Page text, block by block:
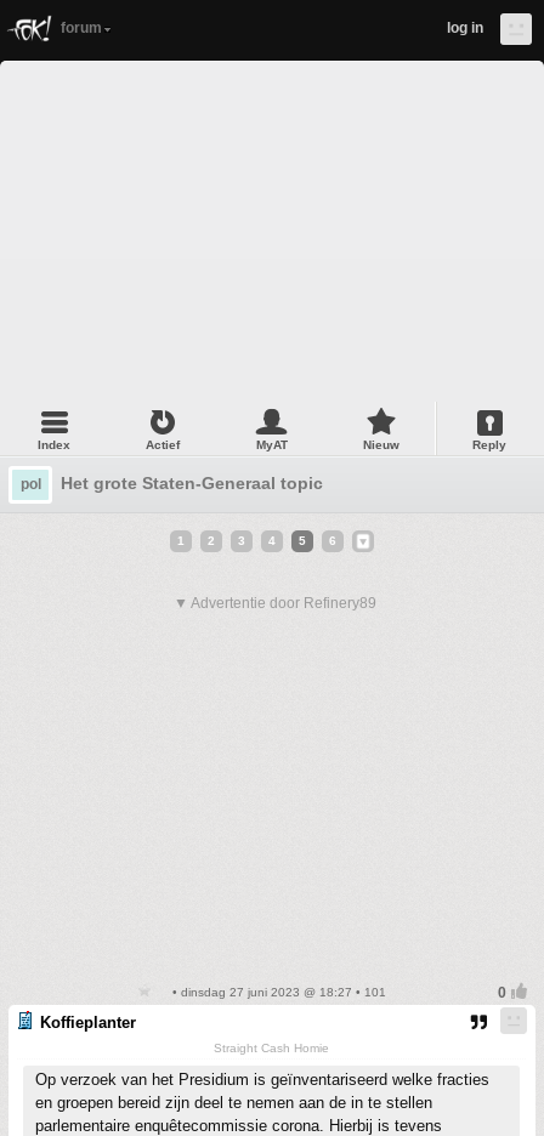
forum log in
Index Actief MyAT Nieuw Reply
pol Het grote Staten-Generaal topic
1 2 3 4 5 6
▼ Advertentie door Refinery89
• dinsdag 27 juni 2023 @ 18:27 • 101
Koffieplanter
Straight Cash Homie
Op verzoek van het Presidium is geïnventariseerd welke fracties
en groepen bereid zijn deel te nemen aan de in te stellen
parlementaire enquêtecommissie corona. Hierbij is tevens